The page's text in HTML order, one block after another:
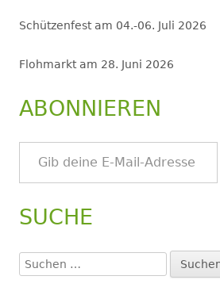
Schützenfest am 04.-06. Juli 2026
Flohmarkt am 28. Juni 2026
ABONNIEREN
Gib deine E-Mail-Adresse ein ...
SUCHE
Suchen
nach: